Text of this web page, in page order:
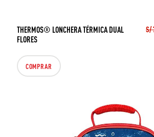
THERMOS® LONCHERA TÉRMICA DUAL
FLORES
S/
COMPRAR